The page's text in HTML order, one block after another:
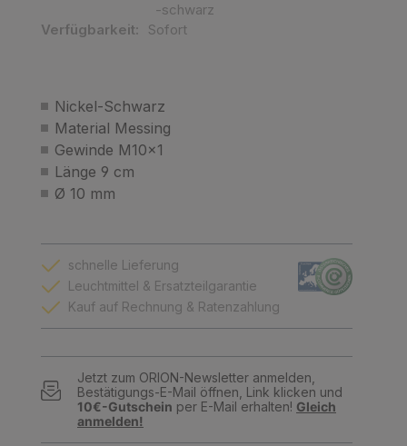
Nickel-Schwarz
Material Messing
Gewinde M10x1
Länge 9 cm
Ø 10 mm
-schwarz
Verfügbarkeit:
Sofort
schnelle Lieferung
Leuchtmittel & Ersatzteilgarantie
Kauf auf Rechnung & Ratenzahlung
Jetzt zum ORION-Newsletter anmelden,
Bestätigungs-E-Mail öffnen, Link klicken und
10€-Gutschein per E-Mail erhalten! Gleich
anmelden!